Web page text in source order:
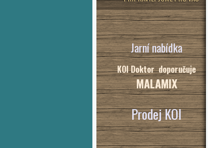
Jarní nabídka
KOI Doktor doporučuje
MALAMIX
Prodej KOI